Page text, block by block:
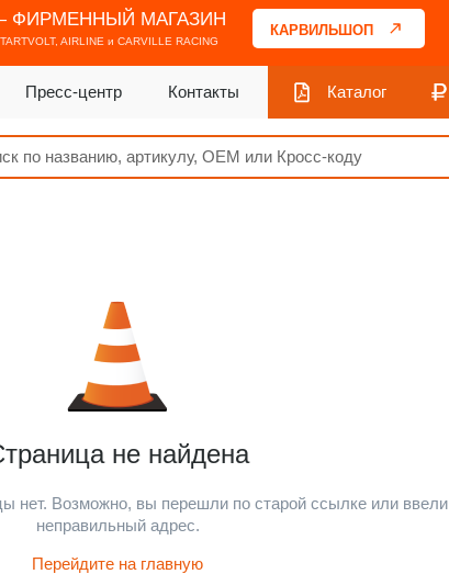
ФИРМЕННЫЙ МАГАЗИН
AIRLINE и CARVILLE RACING
КАРВИЛЬШОП
Пресс-центр Контакты Каталог
не найдена
нет. Возможно, вы перешли по старой ссылке или ввели
неправильный адрес.
Перейдите на главную